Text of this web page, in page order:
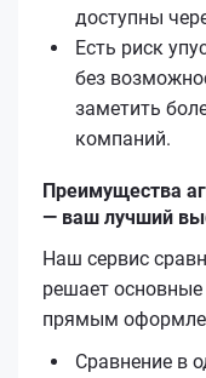
доступны
Есть риск
без
заметить
компаний.
Преимущества
— ваш лучший
Наш сервис
решает
прямым
Сравнение в